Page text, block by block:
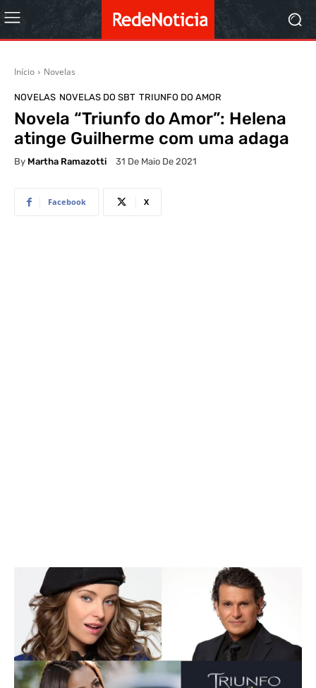
Início Novelas
NOVELAS NOVELAS DO SBT TRIUNFO DO AMOR
Novela “Triunfo do Amor”: Helena
atinge Guilherme com uma adaga
By Martha Ramazotti 31 De Maio De 2021
Facebook X